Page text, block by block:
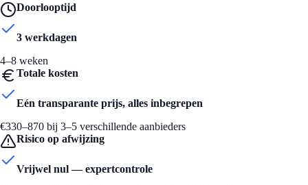
Doorlooptijd
3 werkdagen
4–8 weken
Totale kosten
Eén transparante prijs, alles inbegrepen
€330–870 bij 3–5 verschillende aanbieders
Risico op afwijzing
Vrijwel nul — expertcontrole